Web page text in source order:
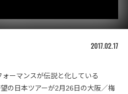
2017.02.17
ーマンスが伝説と化している
の日本ツアーが2月26日の大阪／梅